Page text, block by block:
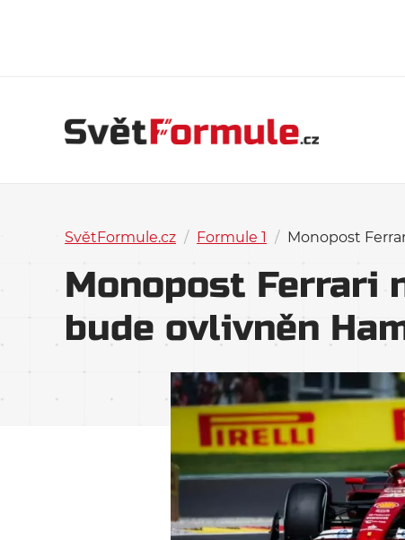
SvětFormule.cz / Formule 1 / Monopost
Monopost Ferrari
bude ovlivněn